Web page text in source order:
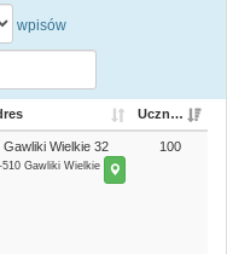
wpisów
Uczniowie
Gawliki Wielkie 32
510 Gawliki Wielkie
100